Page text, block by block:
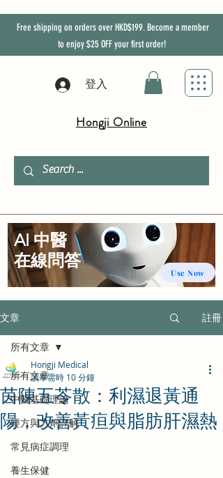
Free shipping on orders over HKD$199. Become a member
to enjoy$25 OFFyour first order!
登入
Hongji Online
文章 註冊
所有文章
中醫基礎理論
經方與方劑詳解
常見病症調理
養生保健
所有文章
茵陳五苓散：利濕退黃通
陽，改善黃疸與脂肪肝濕熱
Hongji Medical
讀畢需時 10 分鐘
Use Now
AI 中醫
​在線問答